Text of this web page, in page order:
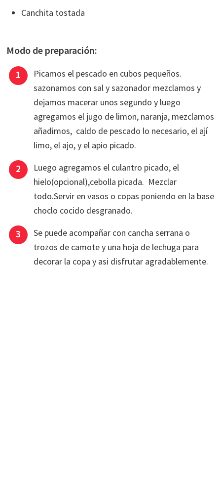
Canchita tostada
Modo de preparación:
Picamos el pescado en cubos pequeños.
sazonamos con sal y sazonador mezclamos y
dejamos macerar unos segundo y luego
agregamos el jugo de limon, naranja, mezclamos
añadimos, caldo de pescado lo necesario, el ají
limo, el ajo, y el apio picado.
Luego agregamos el culantro picado, el
hielo(opcional),cebolla picada. Mezclar
todo.Servir en vasos o copas poniendo en la base
choclo cocido desgranado.
Se puede acompañar con cancha serrana o
trozos de camote y una hoja de lechuga para
decorar la copa y asi disfrutar agradablemente.